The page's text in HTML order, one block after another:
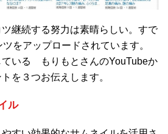
継続する努力は素晴らしい。すで
をアップロードされています。
ている もりもとさんのYouTubeか
を３つお伝えします。
ル